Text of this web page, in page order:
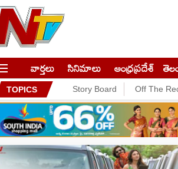
వార్తలు సినిమాలు ఆంధ్రప్రదేశ్
TOPICS Story Board Off The